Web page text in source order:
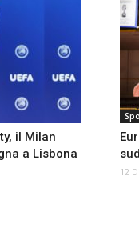
il Milan
a Lisbona
12